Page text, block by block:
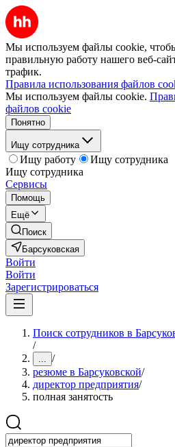
Мы используем файлы cookie,
правильную работу нашего веб-
трафик.
Правила использования файлов
Мы используем файлы cookie.
файлов cookie
Понятно
Ищу сотрудника
Ищу работу
Ищу сотрудника
Ищу сотрудника
Сервисы
Помощь
Ещё
Поиск
Барсуковская
Войти
Войти
Зарегистрироваться
Поиск сотрудников в
/
... /
резюме в Барсуковской/
директор предприятия/
полная занятость